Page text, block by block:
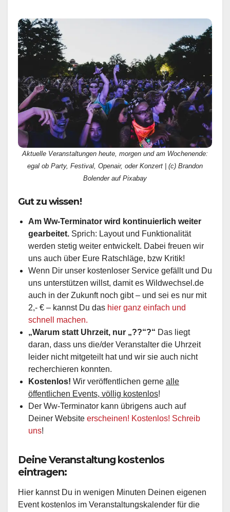
Aktuelle Veranstaltungen heute, morgen und am Wochenende:
egal ob Party, Festival, Openair, oder Konzert | (c) Brandon
Bolender auf Pixabay
Gut zu wissen!
Am Ww-Terminator wird kontinuierlich weiter
gearbeitet. Sprich: Layout und Funktionalität
werden stetig weiter entwickelt. Dabei freuen wir
uns auch über Eure Ratschläge, bzw Kritik!
Wenn Dir unser kostenloser Service gefällt und Du
uns unterstützen willst, damit es Wildwechsel.de
auch in der Zukunft noch gibt – und sei es nur mit
2,- € – kannst Du das hier ganz einfach und
schnell machen.
„Warum statt Uhrzeit, nur „??“?“ Das liegt
daran, dass uns die/der Veranstalter die Uhrzeit
leider nicht mitgeteilt hat und wir sie auch nicht
recherchieren konnten.
Kostenlos! Wir veröffentlichen gerne alle
öffentlichen Events, völlig kostenlos!
Der Ww-Terminator kann übrigens auch auf
Deiner Website erscheinen! Kostenlos! Schreib
uns!
Deine Veranstaltung kostenlos
eintragen:
Hier kannst Du in wenigen Minuten Deinen eigenen
Event kostenlos im Veranstaltungskalender für die